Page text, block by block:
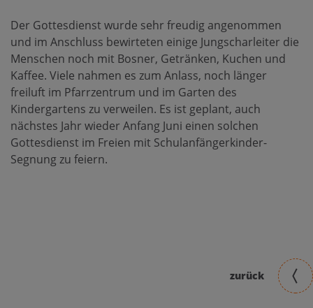
Der Gottesdienst wurde sehr freudig angenommen
und im Anschluss bewirteten einige Jungscharleiter die
Menschen noch mit Bosner, Getränken, Kuchen und
Kaffee. Viele nahmen es zum Anlass, noch länger
freiluft im Pfarrzentrum und im Garten des
Kindergartens zu verweilen. Es ist geplant, auch
nächstes Jahr wieder Anfang Juni einen solchen
Gottesdienst im Freien mit Schulanfängerkinder-
Segnung zu feiern.
zurück